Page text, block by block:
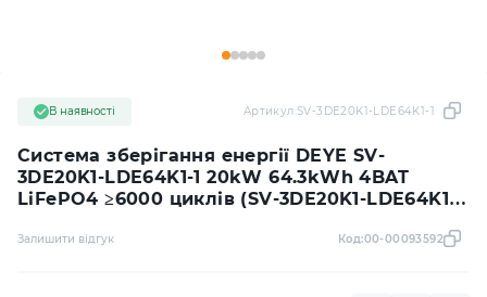
Система зберігання енергії DEYE SV-
3DE20K1-LDE64K1-1 20kW 64.3kWh 4BAT
LiFePO4 ≥6000 циклів (SV-3DE20K1-LDE64K1-
В наявності Артикул:SV-3DE20K1-LDE64K1-1
Залишити відгук Код:00-00093592